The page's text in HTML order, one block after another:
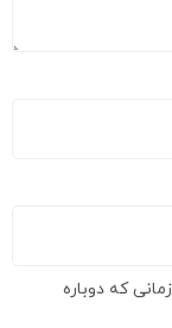
که دوباره